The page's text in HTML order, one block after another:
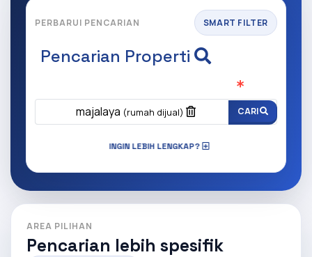
PERBARUI PENCARIAN SMART FILTER
Pencarian Properti
majalaya (rumah dijual) CARI
INGIN LEBIH LENGKAP?
AREA PILIHAN
Pencarian lebih spesifik